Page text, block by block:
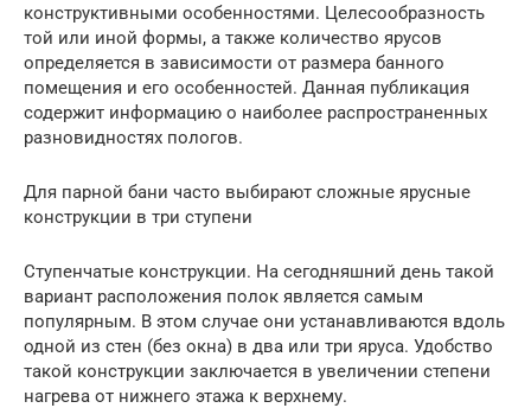
конструктивными особенностями. Целесообразность
той или иной формы, а также количество ярусов
определяется в зависимости от размера банного
помещения и его особенностей. Данная публикация
содержит информацию о наиболее распространенных
разновидностях пологов.
Для парной бани часто выбирают сложные ярусные
конструкции в три ступени
Ступенчатые конструкции. На сегодняшний день такой
вариант расположения полок является самым
популярным. В этом случае они устанавливаются вдоль
одной из стен (без окна) в два или три яруса. Удобство
такой конструкции заключается в увеличении степени
нагрева от нижнего этажа к верхнему.